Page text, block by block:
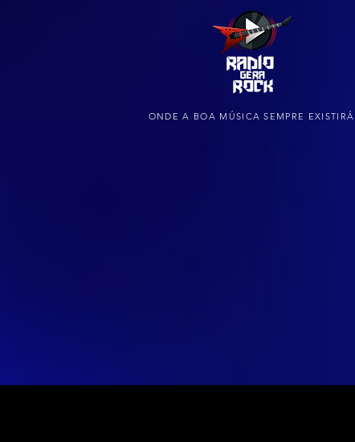
ONDE A BOA MÚSICA SEMPRE EXISTIRÁ